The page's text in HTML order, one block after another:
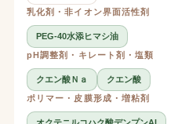
乳化剤・非イオン界面活性剤
PEG-40水添ヒマシ油
pH調整剤・キレート剤・塩類
クエン酸Ｎａ
クエン酸
ポリマー・皮膜形成・増粘剤
オクテニルコハク酸デンプンAl